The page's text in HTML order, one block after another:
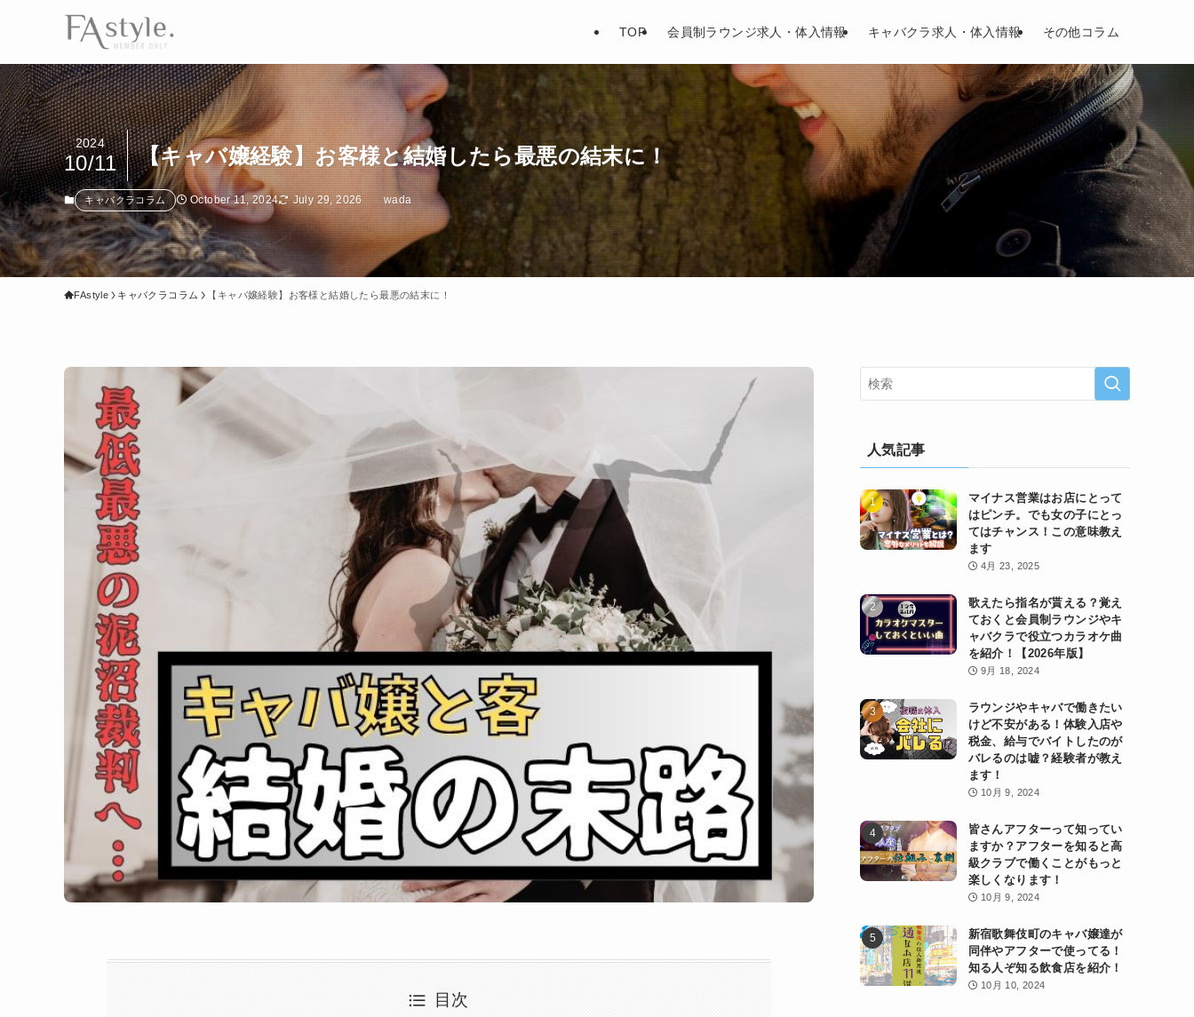
TOP 会員制ラウンジ求人・体入情報 キャバクラ求人・体入情報 その他コラム
【キャバ嬢経験】お客様と結婚したら最悪の結末に！
2024
10/11
キャバクラコラム October 11, 2024 July 29, 2026 wada
FAstyle キャバクラコラム 【キャバ嬢経験】お客様と結婚したら最悪の結末に！
目次
人気記事
マイナス営業はお店にとって
はピンチ。でも女の子にとっ
てはチャンス！この意味教え
ます
4月 23, 2025
歌えたら指名が貰える？覚え
ておくと会員制ラウンジやキ
ャバクラで役立つカラオケ曲
を紹介！【2026年版】
9月 18, 2024
ラウンジやキャバで働きたい
けど不安がある！体験入店や
税金、給与でバイトしたのが
バレるのは嘘？経験者が教え
ます！
10月 9, 2024
皆さんアフターって知ってい
ますか？アフターを知ると高
級クラブで働くことがもっと
楽しくなります！
10月 9, 2024
新宿歌舞伎町のキャバ嬢達が
同伴やアフターで使ってる！
知る人ぞ知る飲食店を紹介！
10月 10, 2024